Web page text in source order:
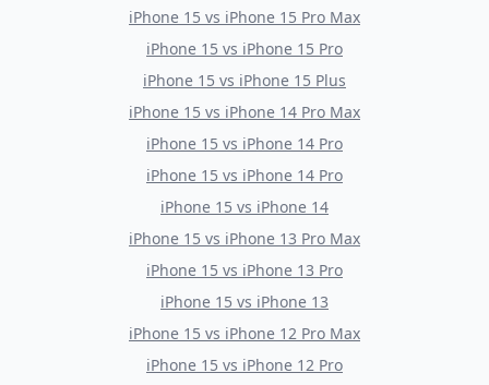
iPhone 15 vs iPhone 15 Pro Max
iPhone 15 vs iPhone 15 Pro
iPhone 15 vs iPhone 15 Plus
iPhone 15 vs iPhone 14 Pro Max
iPhone 15 vs iPhone 14 Pro
iPhone 15 vs iPhone 14 Pro
iPhone 15 vs iPhone 14
iPhone 15 vs iPhone 13 Pro Max
iPhone 15 vs iPhone 13 Pro
iPhone 15 vs iPhone 13
iPhone 15 vs iPhone 12 Pro Max
iPhone 15 vs iPhone 12 Pro